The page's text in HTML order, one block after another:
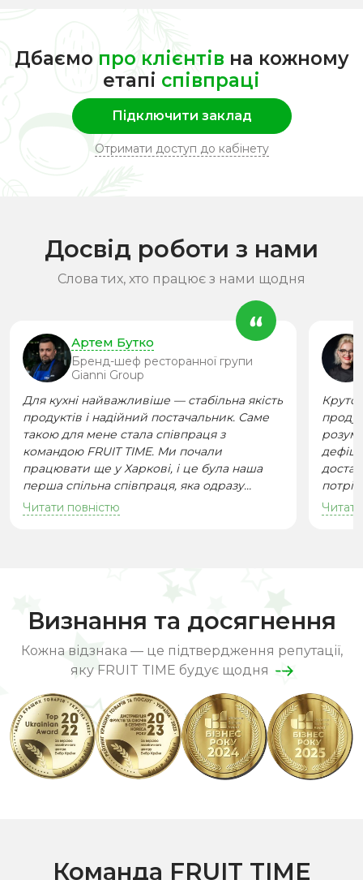
Дбаємо про клієнтів на кожному
етапі співпраці
Підключити заклад
Отримати доступ до кабінету
Досвід роботи з нами
Слова тих, хто працює з нами щодня
Артем Бутко
Бренд-шеф ресторанної групи
Gianni Group
Для кухні найважливіше — стабільна якість
продуктів і надійний постачальник. Саме
такою для мене стала співпраця з
командою FRUIT TIME. Ми почали
працювати ще у Харкові, і це була наша
перша спільна співпраця, яка одразу
показала професійний підхід команди та
розуміння потреб кухні. Згодом ми
стабільність.
Читати повністю
Артем Бутко
Бренд-шеф ресторанної групи Gianni Group.
Відповідає за кухню закладів GIANNIVINO
(Дніпро та Київ), гостерія Хата Подопригора
(Дніпро), ANNAPAVLOVA (Дніпро).
Працював у Premier Palace Kharkiv. Має
досвід роботи в ресторанних проєктах
Визнання та досягнення
Кожна відзнака — це підтвердження репутації,
яку FRUIT TIME будує щодня
Команда FRUIT TIME